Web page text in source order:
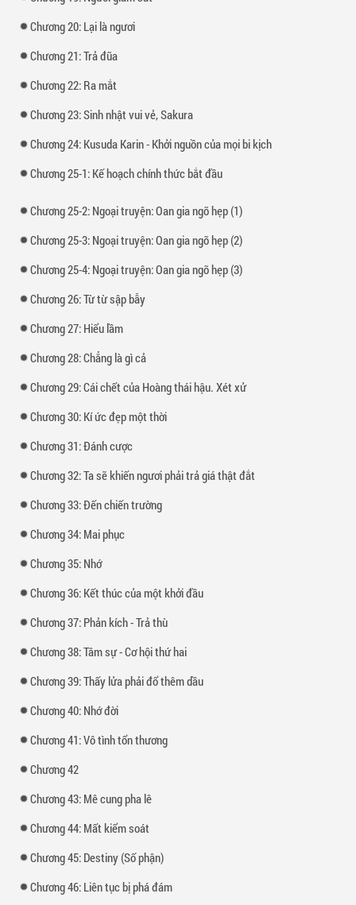
Chương 20: Lại là ngươi
Chương 21: Trả đũa
Chương 22: Ra mắt
Chương 23: Sinh nhật vui vẻ, Sakura
Chương 24: Kusuda Karin - Khởi nguồn của mọi bi kịch
Chương 25-1: Kế hoạch chính thức bắt đầu
Chương 25-2: Ngoại truyện: Oan gia ngõ hẹp (1)
Chương 25-3: Ngoại truyện: Oan gia ngõ hẹp (2)
Chương 25-4: Ngoại truyện: Oan gia ngõ hẹp (3)
Chương 26: Từ từ sập bẫy
Chương 27: Hiểu lầm
Chương 28: Chẳng là gì cả
Chương 29: Cái chết của Hoàng thái hậu. Xét xử
Chương 30: Kí ức đẹp một thời
Chương 31: Đánh cược
Chương 32: Ta sẽ khiến ngươi phải trả giá thật đắt
Chương 33: Đến chiến trường
Chương 34: Mai phục
Chương 35: Nhớ
Chương 36: Kết thúc của một khởi đầu
Chương 37: Phản kích - Trả thù
Chương 38: Tâm sự - Cơ hội thứ hai
Chương 39: Thấy lửa phải đổ thêm dầu
Chương 40: Nhớ đời
Chương 41: Vô tình tổn thương
Chương 42
Chương 43: Mê cung pha lê
Chương 44: Mất kiểm soát
Chương 45: Destiny (Số phận)
Chương 46: Liên tục bị phá đám